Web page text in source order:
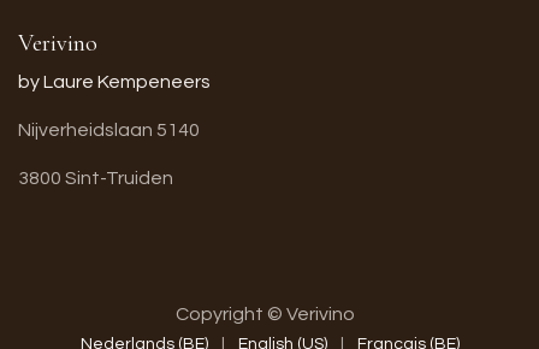
Verivino
by Laure Kempeneers
Nijverheidslaan 5140
3800 Sint-Truiden
Copyright © Verivino
Nederlands (BE) English (US) Français (BE)